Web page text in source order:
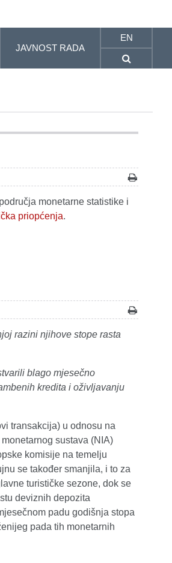
JAVNOST RADA
EN
monetarne statistike i
priopćenja.
razini njihove stope rasta
blago mjesečno
kredita i oživljavanju
transakcija) u odnosu na
sustava (NIA)
komisije na temelju
se također smanjila, i to za
turističke sezone, dok se
deviznih depozita
padu godišnja stopa
pada tih monetarnih